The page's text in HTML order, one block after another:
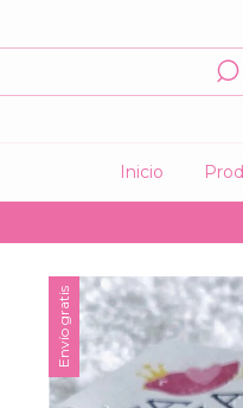
Inicio
Envío gratis